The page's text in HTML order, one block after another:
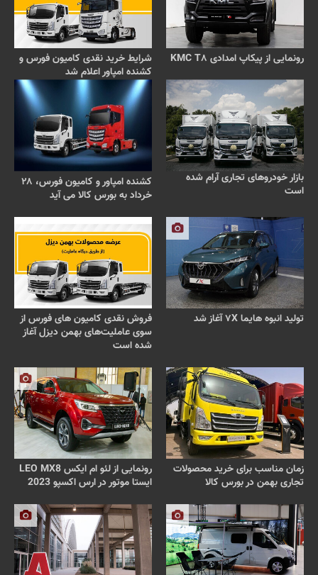
رونمایی از پیکاپ امدادی KMC T۸
شرایط خرید نقدی کامیون فورس و
کشنده امپاور اعلام شد
بازار خودروهای تجاری آرام شده
است
کشنده امپاور و کامیون فورس، ۲۸
خرداد به بورس کالا می آید
تولید انبوه هایما ۷X آغاز شد
فروش نقدی کامیون های فورس از
سوی عاملیت‌های بهمن دیزل آغاز
شده است
زمان مناسب برای خرید محصولات
تجاری بهمن در بورس کالا
رونمایی از لئو ام ایکس LEO MX8
ایستا موتور در ارس اکسپو 2023